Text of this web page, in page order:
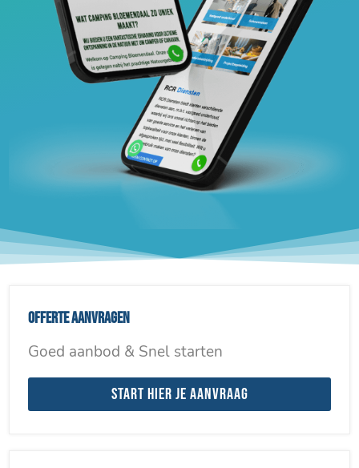
Offerte aanvragen
Goed aanbod & Snel starten
Start hier je aanvraag